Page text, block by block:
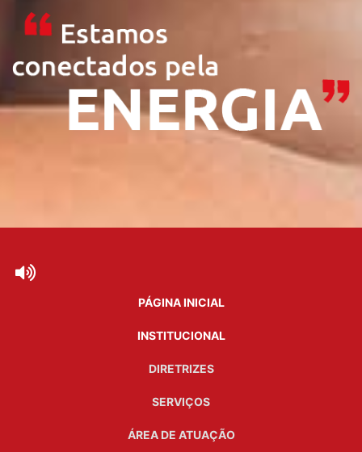
PÁGINA INICIAL
INSTITUCIONAL
DIRETRIZES
SERVIÇOS
ÁREA DE ATUAÇÃO